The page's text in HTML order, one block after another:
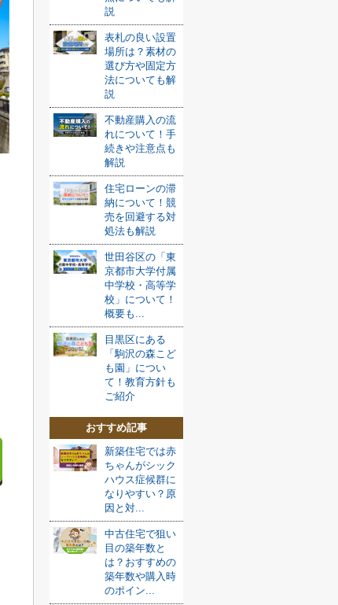
説
表札の良い設置
場所は？素材の
選び方や固定方
法についても解
説
不動産購入の流
れについて！手
続きや注意点も
解説
住宅ローンの滞
納について！競
売を回避する対
処法も解説
世田谷区の「東
京都市大学付属
中学校・高等学
校」について！
概要も...
目黒区にある
「駒沢の森こど
も園」につい
て！教育方針も
ご紹介
おすすめ記事
新築住宅では赤
ちゃんがシック
ハウス症候群に
なりやすい？原
因と対...
中古住宅で狙い
目の築年数と
は？おすすめの
築年数や購入時
のポイン...